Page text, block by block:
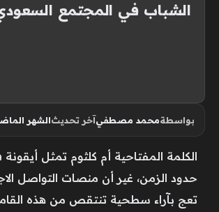
الشباب في المجتمع
بواسطةمحمد مصطفيآخر تحديثالشهر
الكلمة المفتاحية أم كلثوم تمثل أيقونة
حدود الزمن، غير أن منصات التواصل
تعج بآراء سطحية تنتقص من هذه